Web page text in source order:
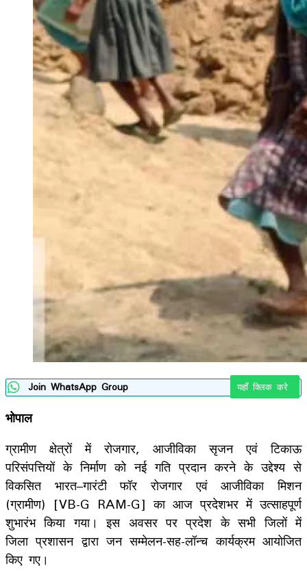
Join WhatsApp Group यहाँ क्लिक करे
भोपाल
ग्रामीण क्षेत्रों में रोजगार, आजीविका सृजन एवं टिकाऊ
परिसंपत्तियों के निर्माण को नई गति प्रदान करने के उद्देश्य से
विकसित भारत–गारंटी फॉर रोजगार एवं आजीविका मिशन
(ग्रामीण) [VB-G RAM-G] का आज प्रदेशभर में उत्साहपूर्ण
शुभारंभ किया गया। इस अवसर पर प्रदेश के सभी जिलों में
जिला प्रशासन द्वारा जन सम्मेलन-सह-लॉन्च कार्यक्रम आयोजित
किए गए।